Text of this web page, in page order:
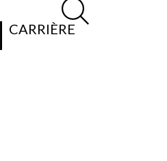
CARRIÈRE